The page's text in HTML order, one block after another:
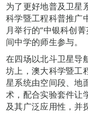
为了更好地普及卫星
科学暨工程科普推广
月举行的“中银科创
间中学的师生参与。
在四场以北斗卫星导
坊上，澳大科学暨工
星系统由空间段、地
术，配合实验套件让
及其广泛应用性，并